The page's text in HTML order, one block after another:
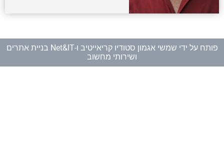
פותח על ידי שמשי אגמון סטודיו קריאייטיב ו-
Net&IT בניית אתרים
ושירותי מחשוב